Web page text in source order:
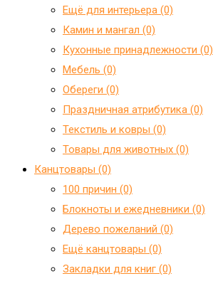
Ещё для интерьера (0)
Камин и мангал (0)
Кухонные принадлежности (0)
Мебель (0)
Обереги (0)
Праздничная атрибутика (0)
Текстиль и ковры (0)
Товары для животных (0)
Канцтовары (0)
100 причин (0)
Блокноты и ежедневники (0)
Дерево пожеланий (0)
Ещё канцтовары (0)
Закладки для книг (0)